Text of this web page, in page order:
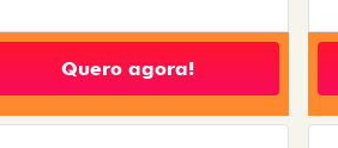
Quero agora!